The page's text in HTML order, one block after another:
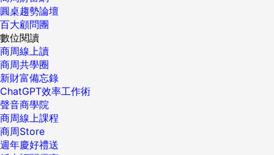
圓桌趨勢論壇
百大顧問團
數位閱讀
商周線上讀
商周共學圈
新財富備忘錄
ChatGPT效率工作術
聲音商學院
商周線上課程
商周Store
週年慶好禮送